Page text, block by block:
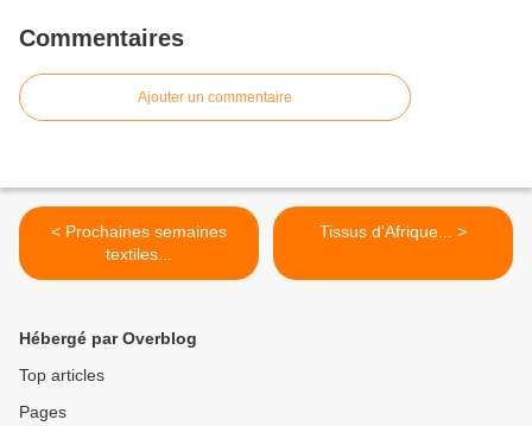
Commentaires
Ajouter un commentaire
< Prochaines semaines
textiles...
Tissus d'Afrique... >
Hébergé par Overblog
Top articles
Pages